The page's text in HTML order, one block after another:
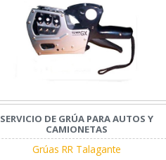
SERVICIO DE GRÚA PARA AUTOS Y
CAMIONETAS
Grúas RR Talagante